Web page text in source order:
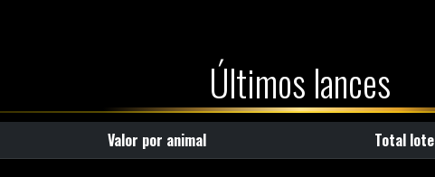
Últimos lances
Valor por animal Total lote